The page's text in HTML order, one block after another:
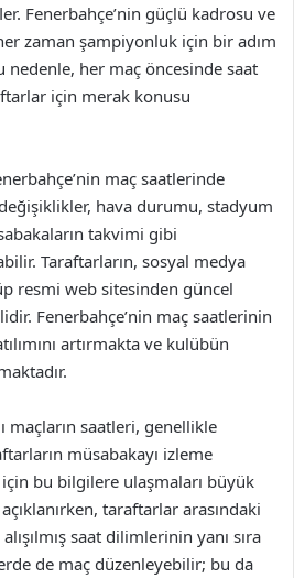
Fenerbahçe’nin güçlü kadrosu ve
zaman şampiyonluk için bir adım
nedenle, her maç öncesinde saat
için merak konusu
maç saatlerinde
hava durumu, stadyum
takvimi gibi
Taraftarların, sosyal medya
resmi web sitesinden güncel
Fenerbahçe’nin maç saatlerinin
artırmakta ve kulübün
maçların saatleri, genellikle
müsabakayı izleme
bu bilgilere ulaşmaları büyük
taraftarlar arasındaki
saat dilimlerinin yanı sıra
de maç düzenleyebilir; bu da